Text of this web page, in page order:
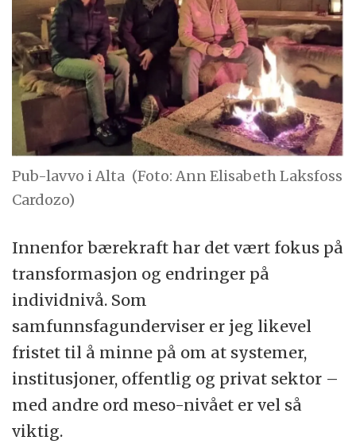
Pub-lavvo i Alta (Foto: Ann Elisabeth Laksfoss
Cardozo)
Innenfor bærekraft har det vært fokus på
transformasjon og endringer på
individnivå. Som
samfunnsfagunderviser er jeg likevel
fristet til å minne på om at systemer,
institusjoner, offentlig og privat sektor –
med andre ord meso-nivået er vel så
viktig.